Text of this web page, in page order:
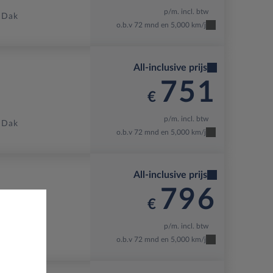
p/m. incl. btw
o.b.v 72 mnd en 5,000 km/j
All-inclusive prijs
€ 751
p/m. incl. btw
o.b.v 72 mnd en 5,000 km/j
All-inclusive prijs
€ 796
p/m. incl. btw
o.b.v 72 mnd en 5,000 km/j